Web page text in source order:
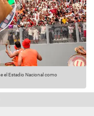
el Estadio Nacional como